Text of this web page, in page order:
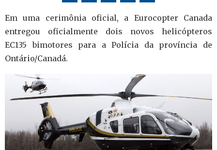
Em uma cerimônia oficial, a Eurocopter Canada
entregou oficialmente dois novos helicópteros
EC135 bimotores para a Polícia da província de
Ontário/Canadá.